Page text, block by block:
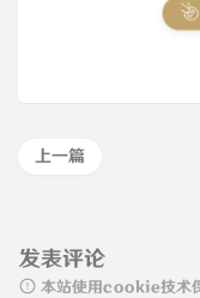
上一篇
发表评论
本站使用cookie技术